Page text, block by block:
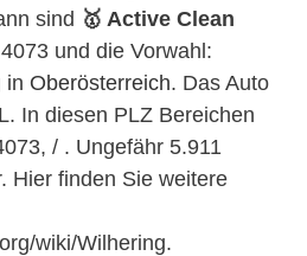
sind 🥇 Active Clean
und die Vorwahl:
in Oberösterreich. Das Auto
In diesen PLZ Bereichen
/ . Ungefähr 5.911
Hier finden Sie weitere
wiki/Wilhering.